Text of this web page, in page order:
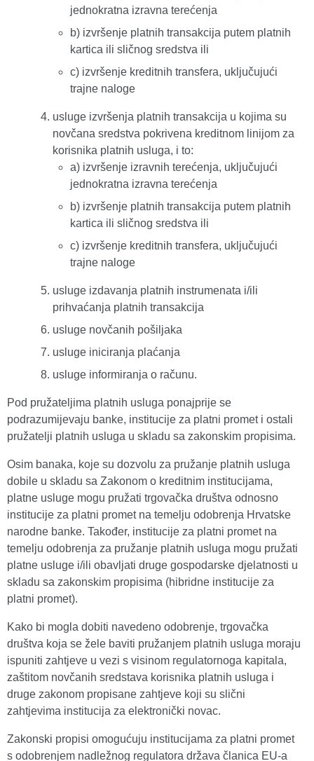
jednokratna izravna terećenja
b) izvršenje platnih transakcija putem platnih
kartica ili sličnog sredstva ili
c) izvršenje kreditnih transfera, uključujući
trajne naloge
usluge izvršenja platnih transakcija u kojima su
novčana sredstva pokrivena kreditnom linijom za
korisnika platnih usluga, i to:
a) izvršenje izravnih terećenja, uključujući
jednokratna izravna terećenja
b) izvršenje platnih transakcija putem platnih
kartica ili sličnog sredstva ili
c) izvršenje kreditnih transfera, uključujući
trajne naloge
usluge izdavanja platnih instrumenata i/ili
prihvaćanja platnih transakcija
usluge novčanih pošiljaka
usluge iniciranja plaćanja
usluge informiranja o računu.
Pod pružateljima platnih usluga ponajprije se
podrazumijevaju banke, institucije za platni promet i ostali
pružatelji platnih usluga u skladu sa zakonskim propisima.
Osim banaka, koje su dozvolu za pružanje platnih usluga
dobile u skladu sa Zakonom o kreditnim institucijama,
platne usluge mogu pružati trgovačka društva odnosno
institucije za platni promet na temelju odobrenja Hrvatske
narodne banke. Također, institucije za platni promet na
temelju odobrenja za pružanje platnih usluga mogu pružati
platne usluge i/ili obavljati druge gospodarske djelatnosti u
skladu sa zakonskim propisima (hibridne institucije za
platni promet).
Kako bi mogla dobiti navedeno odobrenje, trgovačka
društva koja se žele baviti pružanjem platnih usluga moraju
ispuniti zahtjeve u vezi s visinom regulatornoga kapitala,
zaštitom novčanih sredstava korisnika platnih usluga i
druge zakonom propisane zahtjeve koji su slični
zahtjevima institucija za elektronički novac.
Zakonski propisi omogućuju institucijama za platni promet
s odobrenjem nadležnog regulatora država članica EU-a